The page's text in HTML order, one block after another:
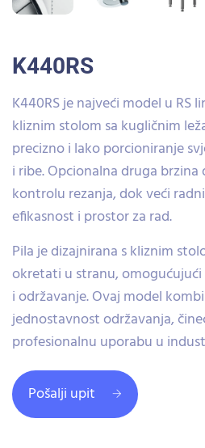
K440RS
K440RS je najveći model u RS
kliznim stolom sa kugličnim
precizno i lako porcioniranje
i ribe. Opcionalna druga
kontrolu rezanja, dok veći
efikasnost i prostor za rad.
Pila je dizajnirana s kliznim
okretati u stranu, omogućujući
i održavanje. Ovaj model
jednostavnost održavanja,
profesionalnu uporabu u
Pošalji upit